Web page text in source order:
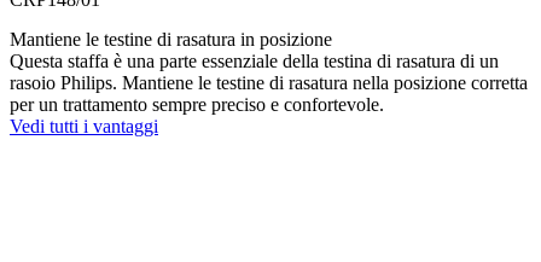
Mantiene le testine di rasatura in posizione
Questa staffa è una parte essenziale della testina di rasatura di un
rasoio Philips. Mantiene le testine di rasatura nella posizione corretta
per un trattamento sempre preciso e confortevole.
Vedi tutti i vantaggi